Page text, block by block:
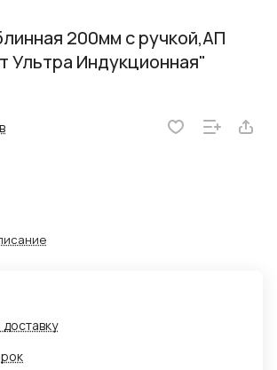
200мм с ручкой,АП
Ультра Индукционная"